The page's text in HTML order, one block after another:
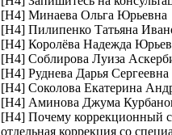
[H4] Минаева Ольга Юрьевна
[H4] Пилипенко Татьяна
[H4] Королёва Надежда
[H4] Соблирова Луиза
[H4] Руднева Дарья Сергеевна
[H4] Соколова Екатерина
[H4] Аминова Джума
[H4] Почему коррекционный
отдельная коррекция со